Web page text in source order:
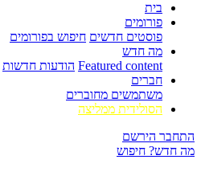
בית
פורומים
פוסטים חדשים חיפוש בפורומים
מה חדש
Featured content הודעות חדשות
חברים
משתמשים מחוברים
הסולידית ממליצה
התחבר הירשם
מה חדש? חיפוש